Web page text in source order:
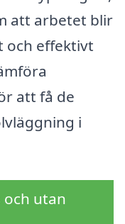
att arbetet blir
och effektivt
att få de
i
och utan